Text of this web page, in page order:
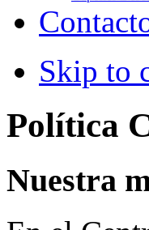
Skip to
Política
Nuestra